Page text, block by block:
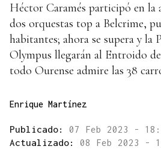
Héctor Caramés participó en la
dos orquestas top a Belcrime,
habitantes; ahora se supera y la
Olympus llegarán al Entroido
todo Ourense admire las 38
Enrique Martínez
Publicado: 07 Feb 2023 -
Actualizado: 08 Feb 2023 -